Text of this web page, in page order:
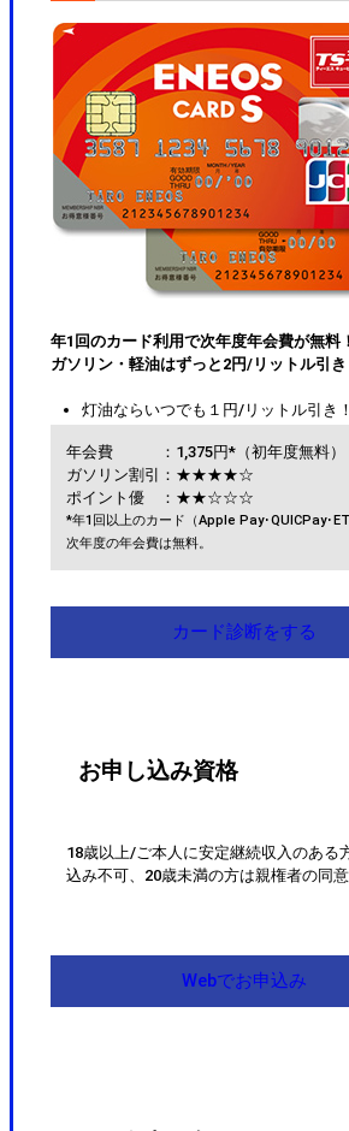
年1回のカード利用で次年度年会費が無料！
ガソリン・軽油はずっと2円/リットル引き
灯油ならいつでも１円/リットル引き！
年会費
ガソリン割引
ポイント優
：1,375円*（初年度無料）
：★★★★☆
：★★☆☆☆
*年1回以上のカード（Apple Pay･QUICPay･
次年度の年会費は無料。
カード診断をする
お申し込み資格
18歳以上/ご本人に安定継続収入のある
込み不可、20歳未満の方は親権者の同意
Webでお申込み